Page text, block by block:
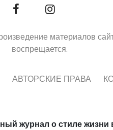
материалов
воспрещается.
АВТОРСКИЕ ПРАВА
журнал о стиле